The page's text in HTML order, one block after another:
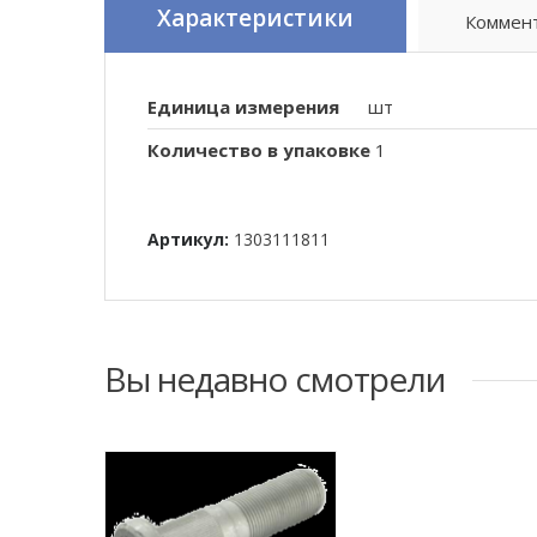
Характеристики
Единица измерения
шт
Количество в упаковке 1
Артикул: 1303111811
Вы недавно смотрели